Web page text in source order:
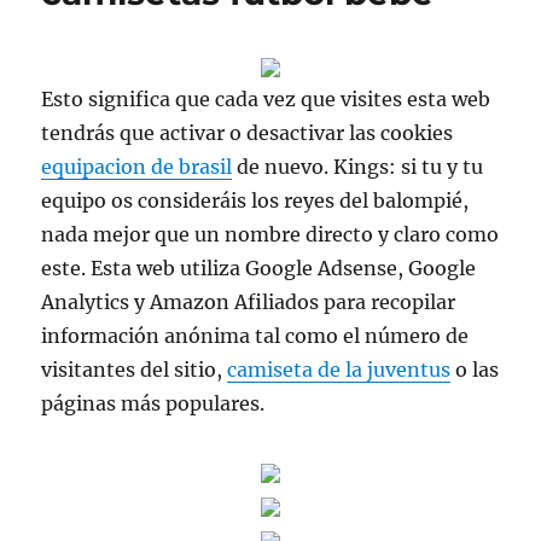
Esto significa que cada vez que visites esta web
tendrás que activar o desactivar las cookies
equipacion de brasil de nuevo. Kings: si tu y tu
equipo os consideráis los reyes del balompié,
nada mejor que un nombre directo y claro como
este. Esta web utiliza Google Adsense, Google
Analytics y Amazon Afiliados para recopilar
información anónima tal como el número de
visitantes del sitio,camiseta de la juventus o las
páginas más populares.